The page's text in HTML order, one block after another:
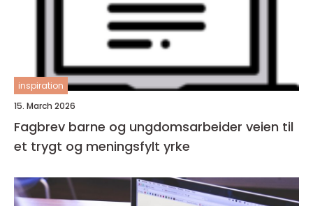
inspiration
15. March 2026
Fagbrev barne og ungdomsarbeider veien til
et trygt og meningsfylt yrke